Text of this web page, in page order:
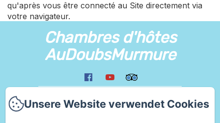
qu'après vous être connecté au Site directement via
votre navigateur.
Chambres d'hôtes
AuDoubsMurmure
Umfeld
Unsere Website verwendet Cookies